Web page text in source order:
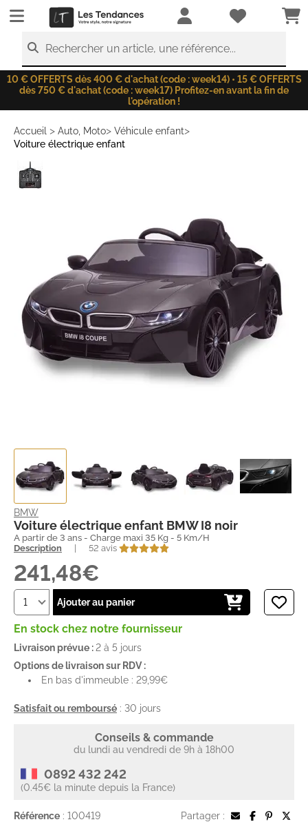
LesTendances.fr
Rechercher un article, une référence...
10 € OFFERTS dès 400 € d'achat (code : week14) • 15 € OFFERTS
dès 750 € d'achat (code : week17) Profitez-en avant la fin de
l'opération !
Accueil > Auto, Moto> Véhicule enfant>
Voiture électrique enfant
BMW
Voiture électrique enfant BMW I8 noir
A partir de 3 ans - Charge maxi 35 Kg - 5 Km/H
Description
52 avis
241,48€
Ajouter au panier
En stock chez notre fournisseur
Livraison prévue :2 à 5 jours
Options de livraison sur RDV :
En bas d'immeuble : 29,99€
Satisfait ou remboursé : 30 jours
Conseils & commande
du lundi au vendredi de 9h à 18h00
0892 432 242
(0.45€ la minute depuis la France)
Référence : 100419 Partager :